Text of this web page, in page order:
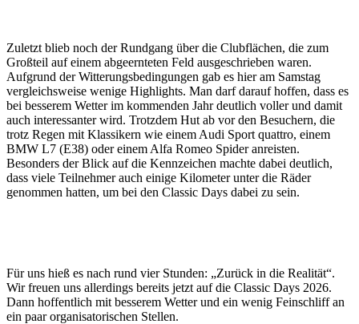
Zuletzt blieb noch der Rundgang über die Clubflächen, die zum
Großteil auf einem abgeernteten Feld ausgeschrieben waren.
Aufgrund der Witterungsbedingungen gab es hier am Samstag
vergleichsweise wenige Highlights. Man darf darauf hoffen, dass es
bei besserem Wetter im kommenden Jahr deutlich voller und damit
auch interessanter wird. Trotzdem Hut ab vor den Besuchern, die
trotz Regen mit Klassikern wie einem Audi Sport quattro, einem
BMW L7 (E38) oder einem Alfa Romeo Spider anreisten.
Besonders der Blick auf die Kennzeichen machte dabei deutlich,
dass viele Teilnehmer auch einige Kilometer unter die Räder
genommen hatten, um bei den Classic Days dabei zu sein.
Für uns hieß es nach rund vier Stunden: „Zurück in die Realität“.
Wir freuen uns allerdings bereits jetzt auf die Classic Days 2026.
Dann hoffentlich mit besserem Wetter und ein wenig Feinschliff an
ein paar organisatorischen Stellen.